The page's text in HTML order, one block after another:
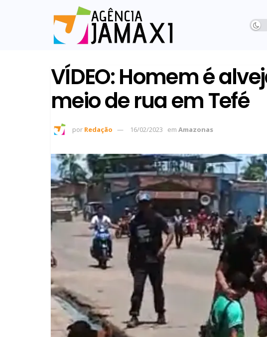
VÍDEO: Homem é
meio de rua em Tefé
por Redação 16/02/2023 em Amazonas